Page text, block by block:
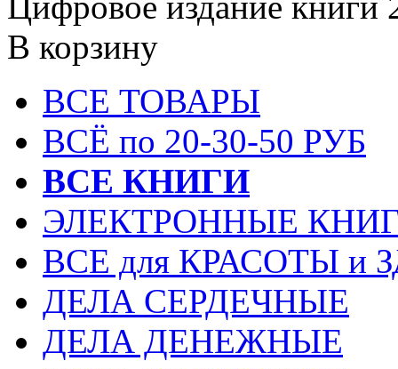
В корзину
ВСЕ ТОВАРЫ
ВСЁ по 20-30-50 РУБ
ВСЕ КНИГИ
ЭЛЕКТРОННЫЕ
ВСЕ для КРАСОТЫ и
ДЕЛА СЕРДЕЧНЫЕ
ДЕЛА ДЕНЕЖНЫЕ